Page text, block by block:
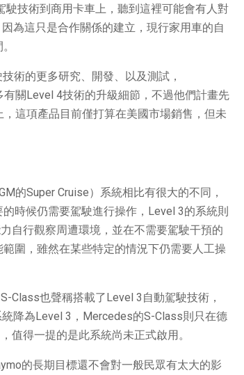
技術到商用卡車上，聽到這裡可能會有人對
為這只是合作關係的建立，現行家用車的自
術的更多研究、開發、以及測試，
關Level 4技術的升級細節，不過他們計畫先
這項產品目前僅打算在美國市場銷售，但未
的Super Cruise）系統相比有很大的不同，
時候仍需要駕駛進行操作，Level 3的系統則
自行觀察周遭環境，並在不需要駕駛干預的
圍，雖然在某些特定的情況下仍需要人工操
Class也聲稱搭載了Level 3自動駕駛技術，
降為Level 3，Mercedes的S-Class則只在德
值得一提的是此系統尚未正式啟用。
的長期目標還不會對一般民眾有太大的影